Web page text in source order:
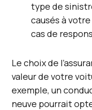
type de
causés à
cas de
Le choix de
valeur de votre
exemple, un
neuve pourrait